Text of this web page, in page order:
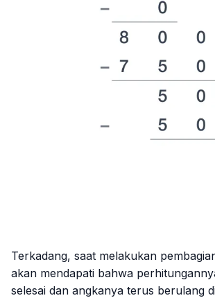
Terkadang, saat melakukan
akan mendapati bahwa
selesai dan angkanya terus berulang